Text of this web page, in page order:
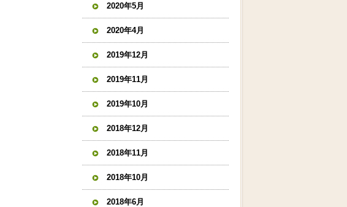
2020年5月
2020年4月
2019年12月
2019年11月
2019年10月
2018年12月
2018年11月
2018年10月
2018年6月